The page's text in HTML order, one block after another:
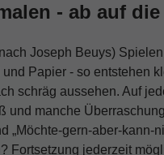
- ab auf
Joseph Beuys)
Papier - so entstehen
schräg aussehen. Auf
und manche
„Möchte-gern-aber-kann-
Fortsetzung jederzeit